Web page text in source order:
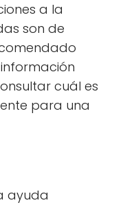
a la
son de
cuál es
para una
ayuda